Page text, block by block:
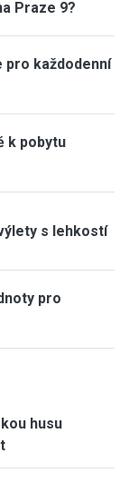
Praze 9?
pro každodenní
k pobytu
s lehkostí
pro
husu